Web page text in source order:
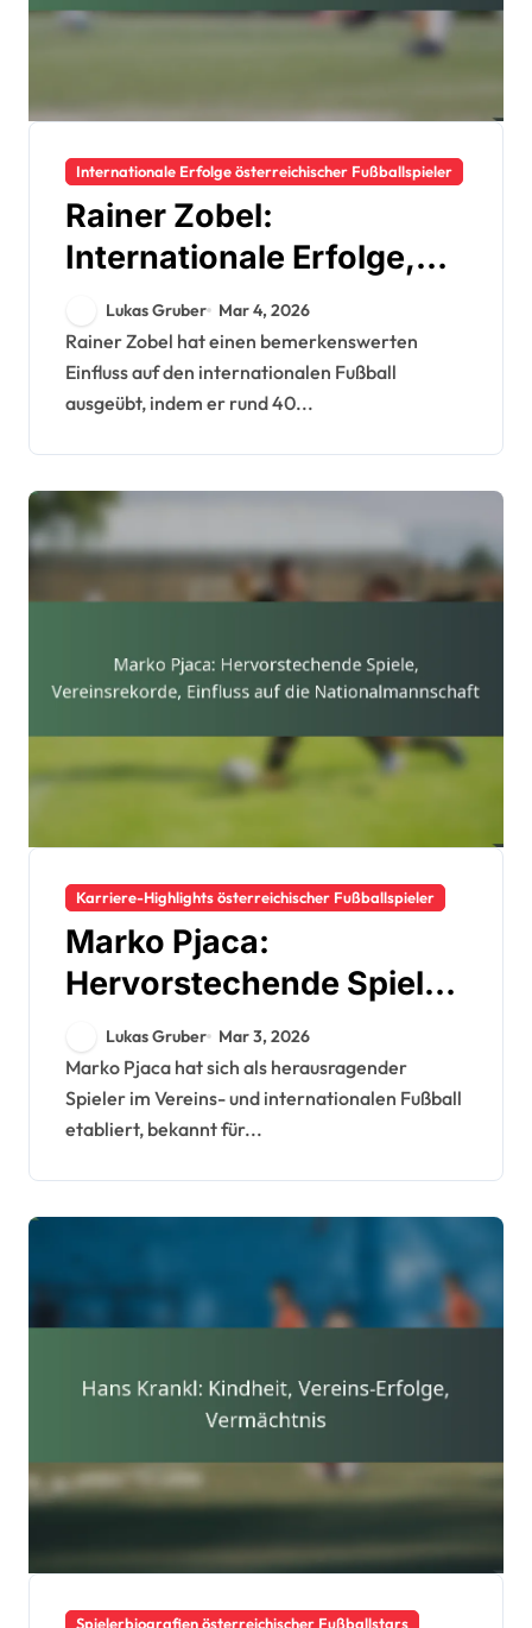
Internationale Erfolge österreichischer Fußballspieler
Rainer Zobel:
Internationale Erfolge,
Einsätze, Beiträge
Lukas Gruber Mar 4, 2026
Rainer Zobel hat einen bemerkenswerten
Einfluss auf den internationalen Fußball
ausgeübt, indem er rund 40...
Karriere-Highlights österreichischer Fußballspieler
Marko Pjaca:
Hervorstechende Spiele,
Vereinsrekorde, Einfluss
auf die
Nationalmannschaft
Lukas Gruber Mar 3, 2026
Marko Pjaca hat sich als herausragender
Spieler im Vereins- und internationalen Fußball
etabliert, bekannt für...
Spielerbiografien österreichischer Fußballstars